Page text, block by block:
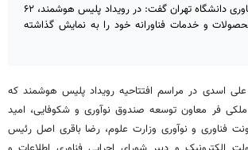
رئیس پارک علم و فناوری دانشگاه تهران گفت: در رویداد پلیس هوشمند، ۶۲
و خدمات فناورانه خود را به نمایش گذاشته
اسدی در مراسم افتتاحیه رویداد پلیس هوشمند که
فر معاون توسعه صندوق نوآوری و شکوفایی، امید
فناوری و نوآوری وزارت علوم، رضا باقری اصل رئیس